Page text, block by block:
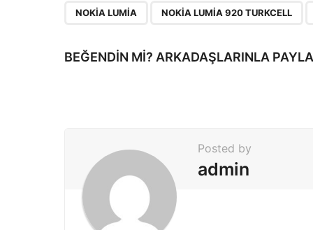
P
g
NOKIA LUMIA NOKIA LUMIA 920 TURKCELL
BEĞENDIN MI? ARKADAŞLARINLA
Posted by
admin